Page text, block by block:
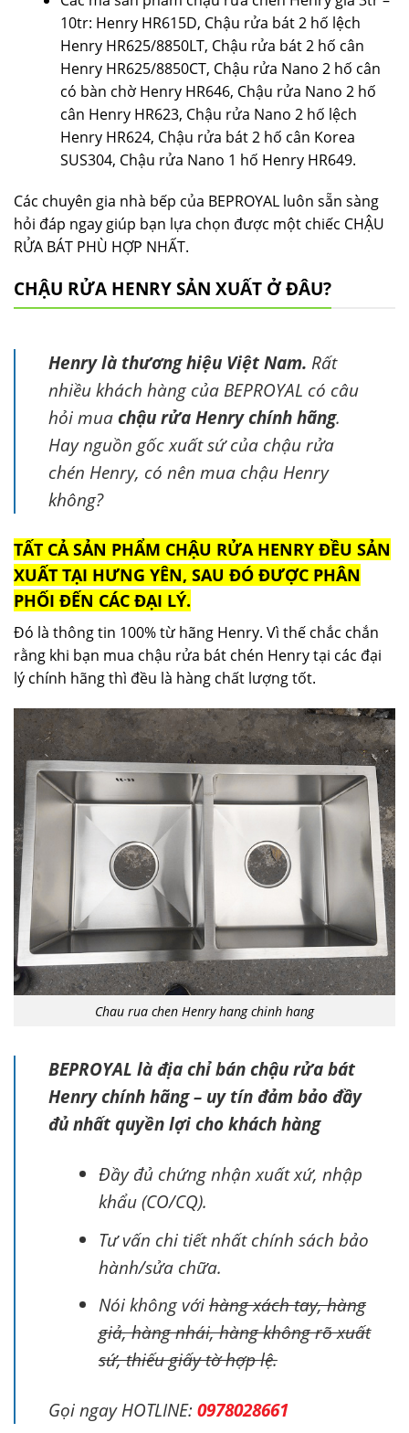
10tr: Henry HR615D, Chậu rửa bát 2 hố lệch
Henry HR625/8850LT, Chậu rửa bát 2 hố cân
Henry HR625/8850CT, Chậu rửa Nano 2 hố cân
có bàn chờ Henry HR646, Chậu rửa Nano 2 hố
cân Henry HR623, Chậu rửa Nano 2 hố lệch
Henry HR624, Chậu rửa bát 2 hố cân Korea
SUS304, Chậu rửa Nano 1 hố Henry HR649.
Các chuyên gia nhà bếp của BEPROYAL luôn sẵn sàng
hỏi đáp ngay giúp bạn lựa chọn được một chiếc CHẬU
RỬA BÁT PHÙ HỢP NHẤT.
CHẬU RỬA HENRY SẢN XUẤT Ở ĐÂU?
Henry là thương hiệu Việt Nam. Rất
nhiều khách hàng của BEPROYAL có câu
hỏi muachậu rửa Henry chính hãng.
Hay nguồn gốc xuất sứ của chậu rửa
chén Henry, có nên mua chậu Henry
không?
TẤT CẢ SẢN PHẨM CHẬU RỬA HENRY ĐỀU SẢN
XUẤT TẠI HƯNG YÊN, SAU ĐÓ ĐƯỢC PHÂN
PHỐI ĐẾN CÁC ĐẠI LÝ.
Đó là thông tin 100% từ hãng Henry. Vì thế chắc chắn
rằng khi bạn mua chậu rửa bát chén Henry tại các đại
lý chính hãng thì đều là hàng chất lượng tốt.
Chau rua chen Henry hang chinh hang
BEPROYAL là địa chỉ bán chậu rửa bát
Henry chính hãng – uy tín đảm bảo đầy
đủ nhất quyền lợi cho khách hàng
Đầy đủ chứng nhận xuất xứ, nhập
khẩu (CO/CQ).
Tư vấn chi tiết nhất chính sách bảo
hành/sửa chữa.
Nói không vớihàng xách tay, hàng
giả, hàng nhái, hàng không rõ xuất
sứ, thiếu giấy tờ hợp lệ.
Gọi ngay HOTLINE: 0978028661